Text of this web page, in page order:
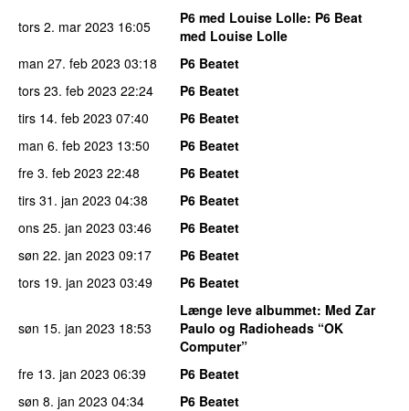
tors 2. mar 2023 16:05 P6 med Louise Lolle: P6 Beat
med Louise Lolle
man 27. feb 2023 03:18
P6 Beatet
tors 23. feb 2023 22:24
P6 Beatet
tirs 14. feb 2023 07:40
P6 Beatet
man 6. feb 2023 13:50
P6 Beatet
fre 3. feb 2023 22:48
P6 Beatet
tirs 31. jan 2023 04:38
P6 Beatet
ons 25. jan 2023 03:46
P6 Beatet
søn 22. jan 2023 09:17
P6 Beatet
tors 19. jan 2023 03:49 P6 Beatet
søn 15. jan 2023 18:53
Længe leve albummet: Med Zar
Paulo og Radioheads “OK
Computer”
fre 13. jan 2023 06:39
P6 Beatet
søn 8. jan 2023 04:34
P6 Beatet